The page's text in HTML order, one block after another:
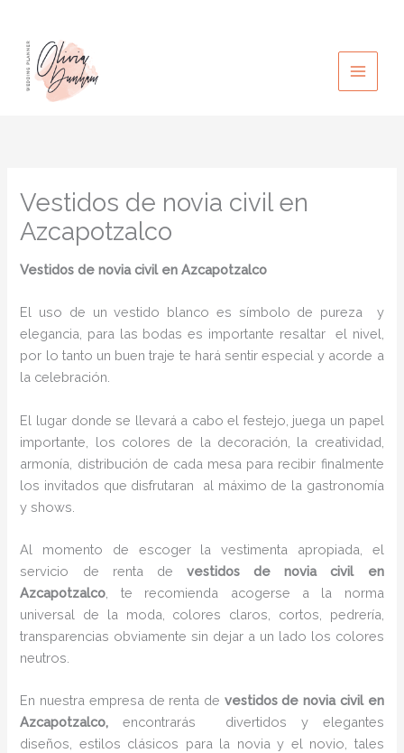
contenido
Vestidos de novia civil en
Azcapotzalco
Vestidos de novia civil en Azcapotzalco
El uso de un vestido blanco es símbolo de pureza y
elegancia, para las bodas es importante resaltar el nivel,
por lo tanto un buen traje te hará sentir especial y acorde a
la celebración.
El lugar donde se llevará a cabo el festejo, juega un papel
importante, los colores de la decoración, la creatividad,
armonía, distribución de cada mesa para recibir finalmente
los invitados que disfrutaran al máximo de la gastronomía
y shows.
Al momento de escoger la vestimenta apropiada, el
servicio de renta de vestidos de novia civil en
Azcapotzalco , te recomienda acogerse a la norma
universal de la moda, colores claros, cortos, pedrería,
transparencias obviamente sin dejar a un lado los colores
neutros.
En nuestra empresa de renta de vestidos de novia civil en
Azcapotzalco,encontrarás
divertidos y elegantes
diseños, estilos clásicos para la novia y el novio, tales